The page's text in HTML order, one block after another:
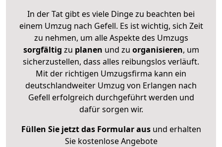
In der Tat gibt es viele Dinge zu beachten bei
einem Umzug nach Gefell. Es ist wichtig, sich Zeit
zu nehmen, um alle Aspekte des Umzugs
sorgfältig zu planen und zu organisieren, um
sicherzustellen, dass alles reibungslos verläuft.
Mit der richtigen Umzugsfirma kann ein
deutschlandweiter Umzug von Erlangen nach
Gefell erfolgreich durchgeführt werden und
dafür sorgen wir.
Füllen Sie jetzt das Formular ausund erhalten
Sie kostenlose Angebote